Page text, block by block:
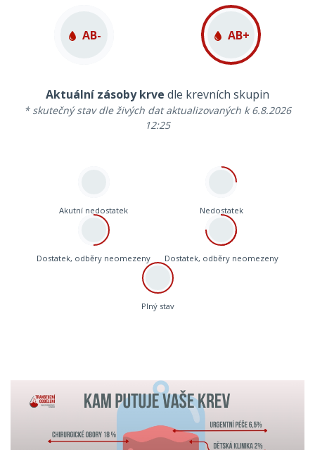
AB- AB+
Aktuální zásoby krve dle krevních skupin
* skutečný stav dle živých dat aktualizovaných k 6.8.2026
12:25
Akutní nedostatek Nedostatek
Dostatek, odběry neomezeny Dostatek, odběry neomezeny
Plný stav